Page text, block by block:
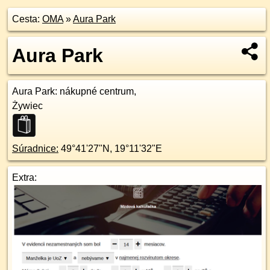
Cesta: OMA»Aura Park
Aura Park
Aura Park: nákupné centrum,
Żywiec
Súradnice: 49°41'27"N , 19°11'32"E
Extra: